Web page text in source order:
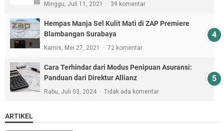
Minggu, Juli 11, 2021 39 komentar
Hempas Manja Sel Kulit Mati di ZAP Premiere
Blambangan Surabaya
Kamis, Mei 27, 2021 72 komentar
Cara Terhindar dari Modus Penipuan Asuransi:
Panduan dari Direktur Allianz
Rabu, Juli 03, 2024 Tidak ada komentar
ARTIKEL